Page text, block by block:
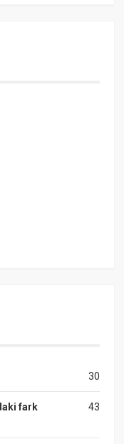
30
43
fark